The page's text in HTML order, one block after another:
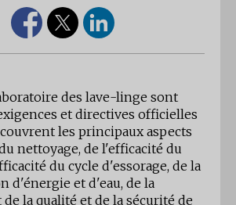
des lave-linge sont
et directives officielles
les principaux aspects
nettoyage, de l'efficacité du
du cycle d'essorage, de la
d'énergie et d'eau, de la
la qualité et de la sécurité de